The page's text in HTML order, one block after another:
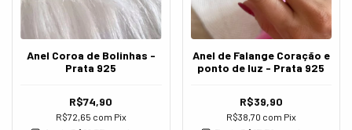
Anel Coroa de Bolinhas -
Prata 925
R$74,90
R$72,65 com Pix
Anel de Falange Coração e
ponto de luz - Prata 925
R$39,90
R$38,70 com Pix